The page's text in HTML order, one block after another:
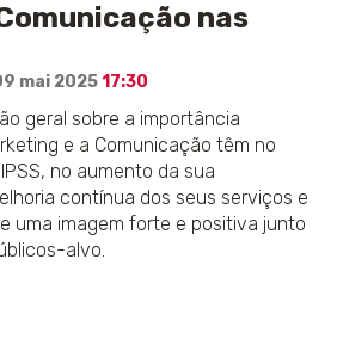
nas
mai 202517:30
geral sobre a importância
e a Comunicação têm no
no aumento da sua
contínua dos seus serviços e
uma imagem forte e positiva junto
alvo.